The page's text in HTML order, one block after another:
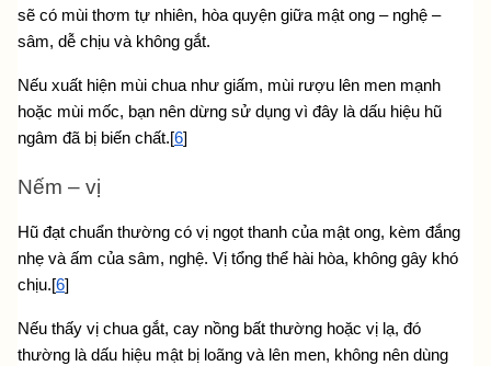
sẽ có mùi thơm tự nhiên, hòa quyện giữa mật ong – nghệ –
sâm, dễ chịu và không gắt.
Nếu xuất hiện mùi chua như giấm, mùi rượu lên men mạnh
hoặc mùi mốc, bạn nên dừng sử dụng vì đây là dấu hiệu hũ
ngâm đã bị biến chất.[6]
Nếm – vị
Hũ đạt chuẩn thường có vị ngọt thanh của mật ong, kèm đắng
nhẹ và ấm của sâm, nghệ. Vị tổng thể hài hòa, không gây khó
chịu.[6]
Nếu thấy vị chua gắt, cay nồng bất thường hoặc vị lạ, đó
thường là dấu hiệu mật bị loãng và lên men, không nên dùng